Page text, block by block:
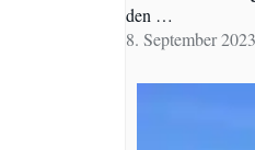
den …
8. September 2023